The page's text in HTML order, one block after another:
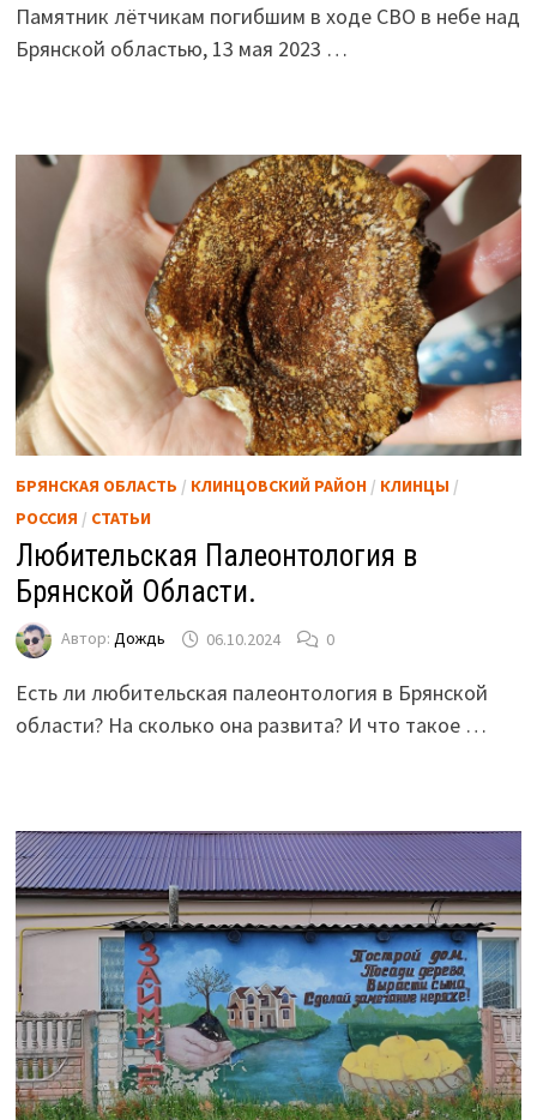
Памятник лётчикам погибшим в ходе СВО в небе над
Брянской областью, 13 мая 2023 …
БРЯНСКАЯ ОБЛАСТЬ / КЛИНЦОВСКИЙ РАЙОН/ КЛИНЦЫ /
РОССИЯ / СТАТЬИ
Любительская Палеонтология в
Брянской Области.
Автор: Дождь 06.10.2024 0
Есть ли любительская палеонтология в Брянской
области? На сколько она развита? И что такое …